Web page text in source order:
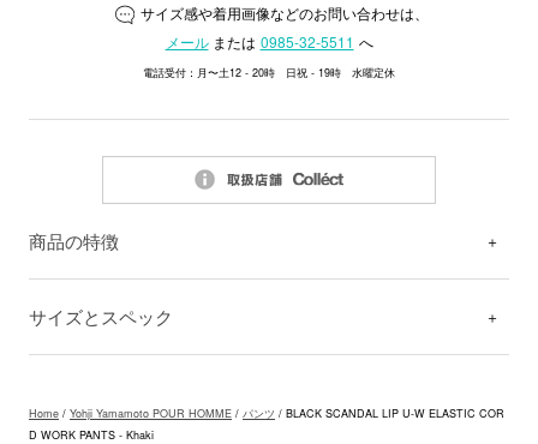
サイズ感や着用画像などのお問い合わせは、
メールまたは 0985-32-5511 へ
電話受付：月〜土12 - 20時 日祝 - 19時 水曜定休
商品の特徴
サイズとスペック
Home / Yohji Yamamoto POUR HOMME / パンツ / BLACK SCANDAL LIP U-W ELASTIC COR
D WORK PANTS - Khaki